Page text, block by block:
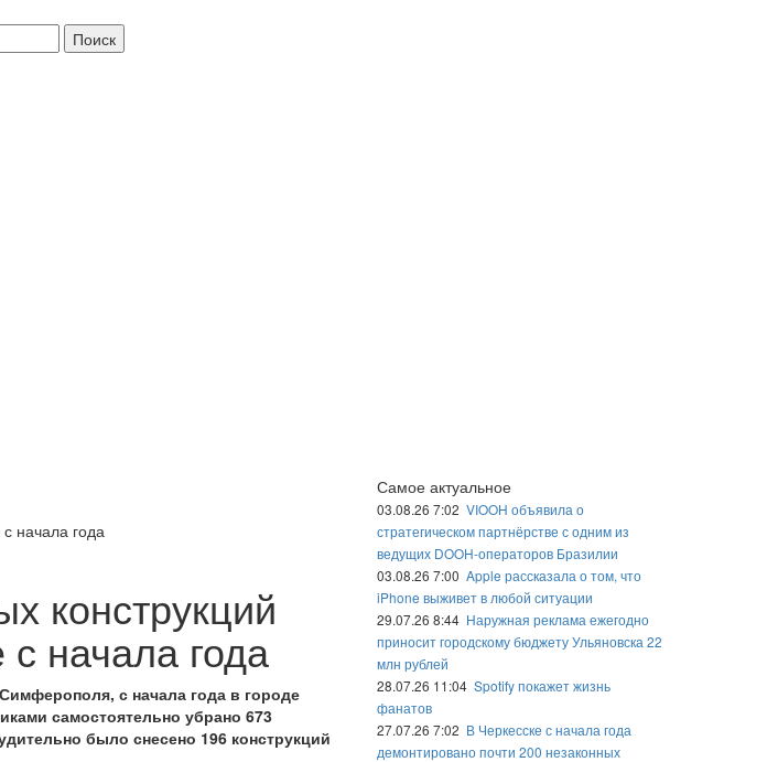
начала года
конструкций
начала года
с начала года в городе
самостоятельно убрано 673
было снесено 196 конструкций
Самое актуальное
03.08.26 7:02 VIOOH объявила о
стратегическом партнёрстве с одним из
ведущих DOOH-операторов Бразилии
03.08.26 7:00 Apple рассказала о том, что
iPhone выживет в любой ситуации
29.07.26 8:44 Наружная реклама ежегодно
приносит городскому бюджету Ульяновска 22
млн рублей
28.07.26 11:04 Spotify покажет жизнь
фанатов
27.07.26 7:02 В Черкесске с начала года
демонтировано почти 200 незаконных